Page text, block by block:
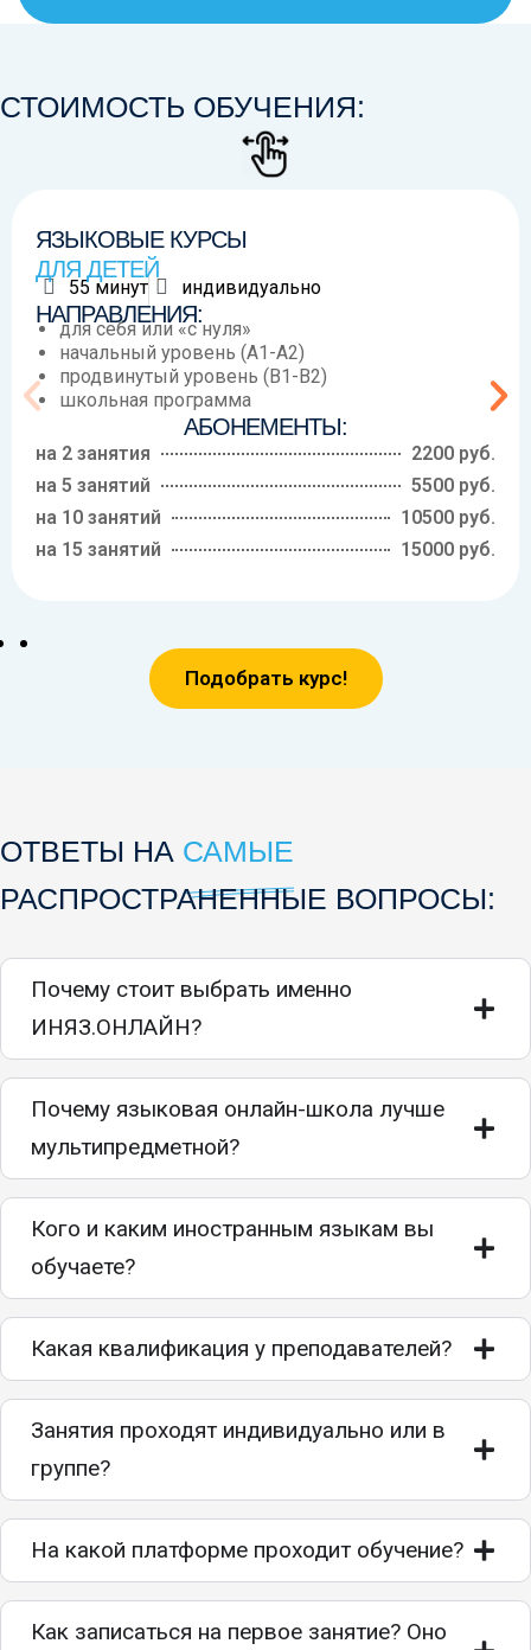
СТОИМОСТЬ ОБУЧЕНИЯ:
ЯЗЫКОВЫЕ КУРСЫ
ДЛЯ ДЕТЕЙ
55 минут индивидуально
НАПРАВЛЕНИЯ:
для себя или «с нуля»
начальный уровень (A1-A2)
продвинутый уровень (B1-B2)
школьная программа
АБОНЕМЕНТЫ:
на 2 занятия
2200 руб.
на 5 занятий
5500 руб.
на 10 занятий
10500 руб.
на 15 занятий
15000 руб.
Подобрать курс!
ОТВЕТЫ НА САМЫЕ
РАСПРОСТРАНЕННЫЕ ВОПРОСЫ:
Почему стоит выбрать именно
ИНЯЗ.ОНЛАЙН?
Почему языковая онлайн-школа лучше
мультипредметной?
Кого и каким иностранным языкам вы
обучаете?
Какая квалификация у преподавателей?
Занятия проходят индивидуально или в
группе?
На какой платформе проходит обучение?
Как записаться на первое занятие? Оно